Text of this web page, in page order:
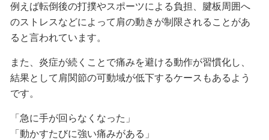
例えば転倒後の打撲やスポーツによる負担、腱板周囲へ
のストレスなどによって肩の動きが制限されることがあ
ると言われています。
また、炎症が続くことで痛みを避ける動作が習慣化し、
結果として肩関節の可動域が低下するケースもあるよう
です。
「急に手が回らなくなった」
「動かすたびに強い痛みがある」